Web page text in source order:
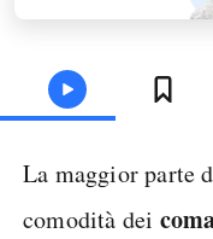
La maggior parte
comodità dei